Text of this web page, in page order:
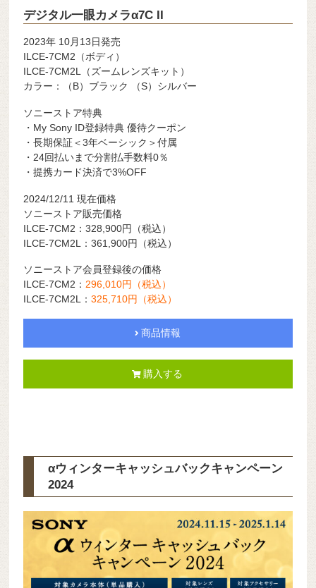
デジタル一眼カメラα7C II
2023年 10月13日発売
ILCE-7CM2 （ボディ）
ILCE-7CM2L
（ズームレンズキット）
カラー：（B）ブラック （S）シルバー
ソニーストア特典
・My Sony ID登録特典 優待クーポン
・長期保証＜3年ベーシック＞付属
・24回払いまで分割払手数料0％
・提携カード決済で3%OFF
2024/12/11 現在価格
ソニーストア販売価格
ILCE-7CM2：328,900円（税込）
ILCE-7CM2L：361,900円（税込）
ソニーストア会員登録後の価格
ILCE-7CM2：296,010円（税込）
ILCE-7CM2L：325,710円（税込）
商品情報
購入する
αウィンターキャッシュバックキャンペーン
2024